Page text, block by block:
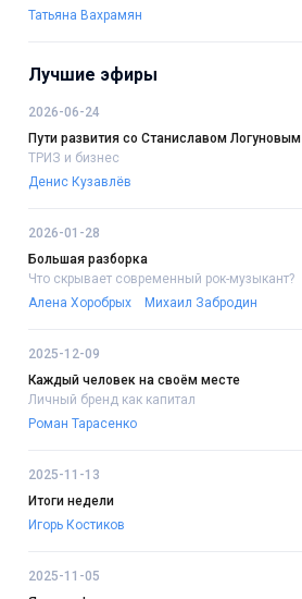
Татьяна Вахрамян
Лучшие эфиры
2026-06-24
Пути развития со Станиславом Логуновым
ТРИЗ и бизнес
Денис Кузавлёв
2026-01-28
Большая разборка
Что скрывает современный рок-музыкант?
Алена Хоробрых
Михаил Забродин
2025-12-09
Каждый человек на своём месте
Личный бренд как капитал
Роман Тарасенко
2025-11-13
Итоги недели
Игорь Костиков
2025-11-05